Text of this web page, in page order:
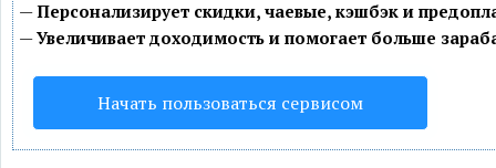
—Персонализирует скидки, чаевые, кэшбэк и
—Увеличивает доходимость и помогает больше
Начать пользоваться сервисом